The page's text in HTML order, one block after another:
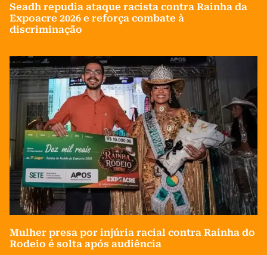
Seadh repudia ataque racista contra Rainha da
Expoacre 2026 e reforça combate à
discriminação
Mulher presa por injúria racial contra Rainha do
Rodeio é solta após audiência